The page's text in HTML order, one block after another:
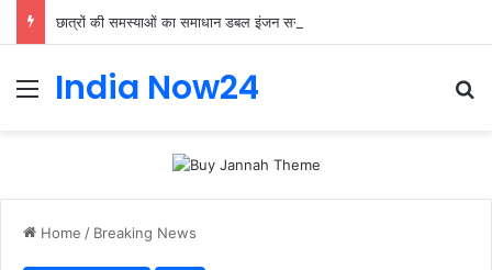
India Now24
Home / Breaking News